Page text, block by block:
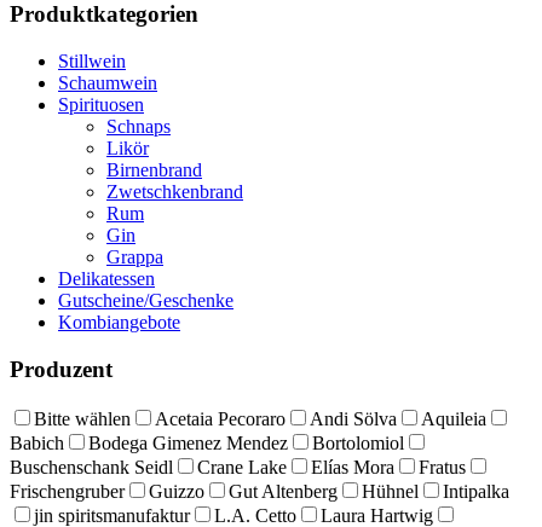
Produktkategorien
Stillwein
Schaumwein
Spirituosen
Schnaps
Likör
Birnenbrand
Zwetschkenbrand
Rum
Gin
Grappa
Delikatessen
Gutscheine/Geschenke
Kombiangebote
Produzent
Bitte wählen Acetaia Pecoraro Andi Sölva
Aquileia
Babich
Bodega Gimenez Mendez
Bortolomiol
Buschenschank Seidl
Crane Lake Elías Mora
Fratus
Frischengruber
Guizzo Gut Altenberg Hühnel
Intipalka
jin spiritsmanufaktur
L.A. Cetto
Laura Hartwig